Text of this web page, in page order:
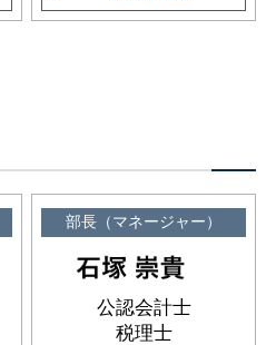
部長（マネージャー）
公認会計士
税理士